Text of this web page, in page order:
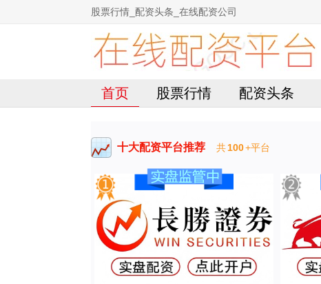
股票行情_配资头条_在线配资公司
首页 股票行情 配资头条
十大配资平台推荐 共100+平台